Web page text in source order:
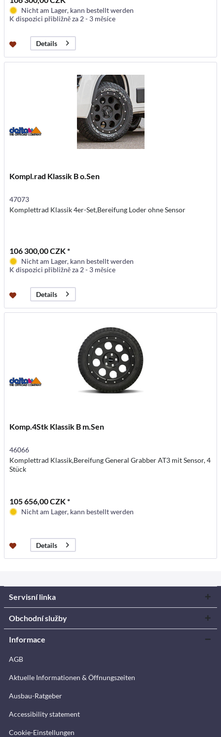
Nicht am Lager, kann bestellt werden
K dispozici přibližně za 2 - 3 měsíce
Details
Kompl.rad Klassik B o.Sen
47073
Komplettrad Klassik 4er-Set,Bereifung Loder ohne Sensor
106 300,00 CZK *
Nicht am Lager, kann bestellt werden
K dispozici přibližně za 2 - 3 měsíce
Details
Komp.4Stk Klassik B m.Sen
46066
Komplettrad Klassik,Bereifung General Grabber AT3 mit Sensor, 4
Stück
105 656,00 CZK *
Nicht am Lager, kann bestellt werden
Details
Servisní linka
Obchodní služby
Informace
AGB
Aktuelle Informationen & Öffnungszeiten
Ausbau-Ratgeber
Accessibility statement
Cookie-Einstellungen